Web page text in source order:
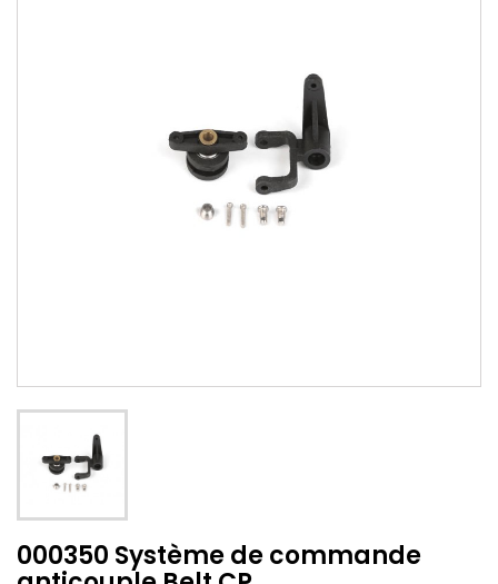
000350 Système de commande